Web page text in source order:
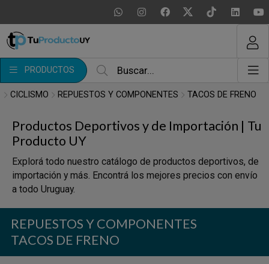
PRODUCTOS
MI COMPRA
CICLISMO REPUESTOS Y COMPONENTES TACOS DE FRENO
Productos Deportivos y de Importación | Tu
Producto UY
Explorá todo nuestro catálogo de productos deportivos, de
importación y más. Encontrá los mejores precios con envío
a todo Uruguay.
REPUESTOS Y COMPONENTES
TACOS DE FRENO